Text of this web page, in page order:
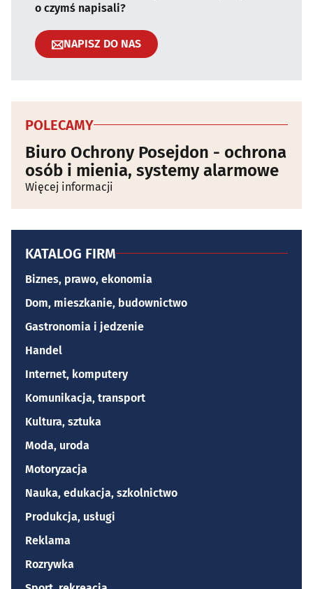
o czymś napisali?
NAPISZ DO NAS
POLECAMY
Biuro Ochrony Posejdon - ochrona
osób i mienia, systemy alarmowe
Więcej informacji
KATALOG FIRM
Biznes, prawo, ekonomia
Dom, mieszkanie, budownictwo
Gastronomia i jedzenie
Handel
Internet, komputery
Komunikacja, transport
Kultura, sztuka
Moda, uroda
Motoryzacja
Nauka, edukacja, szkolnictwo
Produkcja, usługi
Reklama
Rozrywka